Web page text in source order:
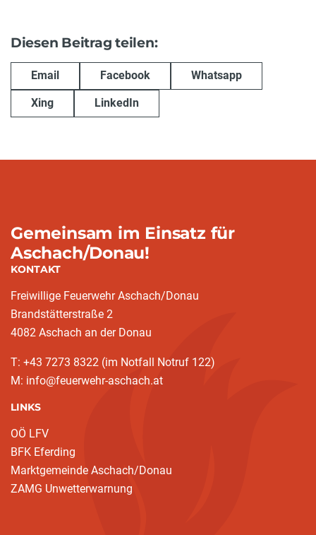
Diesen Beitrag teilen:
Email Facebook Whatsapp
Xing LinkedIn
Gemeinsam im Einsatz für
Aschach/Donau!
KONTAKT
Freiwillige Feuerwehr Aschach/Donau
Brandstätterstraße 2
4082 Aschach an der Donau
T: +43 7273 8322 (im Notfall Notruf 122)
M: info@feuerwehr-aschach.at
LINKS
OÖ LFV
BFK Eferding
Marktgemeinde Aschach/Donau
ZAMG Unwetterwarnung